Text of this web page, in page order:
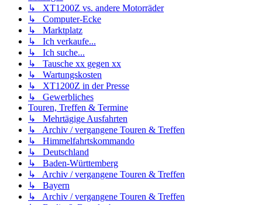
↳ XT1200Z vs. andere Motorräder
↳ Computer-Ecke
↳ Marktplatz
↳ Ich verkaufe...
↳ Ich suche...
↳ Tausche xx gegen xx
↳ Wartungskosten
↳ XT1200Z in der Presse
↳ Gewerbliches
Touren, Treffen & Termine
↳ Mehrtägige Ausfahrten
↳ Archiv / vergangene Touren & Treffen
↳ Himmelfahrtskommando
↳ Deutschland
↳ Baden-Württemberg
↳ Archiv / vergangene Touren & Treffen
↳ Bayern
↳ Archiv / vergangene Touren & Treffen